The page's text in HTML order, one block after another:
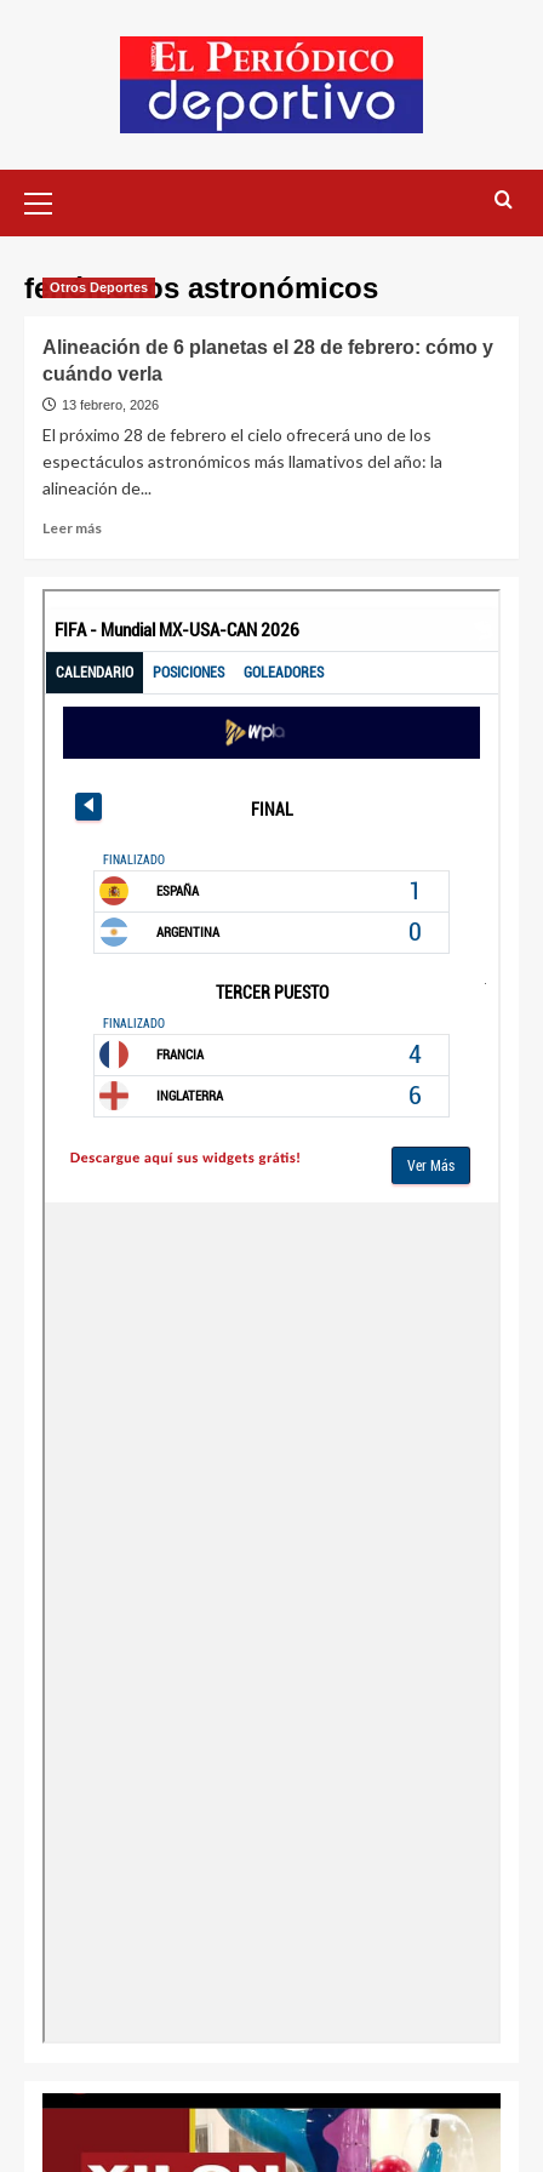
fenómenos astronómicos
Otros Deportes
Alineación de 6 planetas el 28 de febrero: cómo y
cuándo verla
13 febrero, 2026
El próximo 28 de febrero el cielo ofrecerá uno de los
espectáculos astronómicos más llamativos del año: la
alineación de...
Leer más